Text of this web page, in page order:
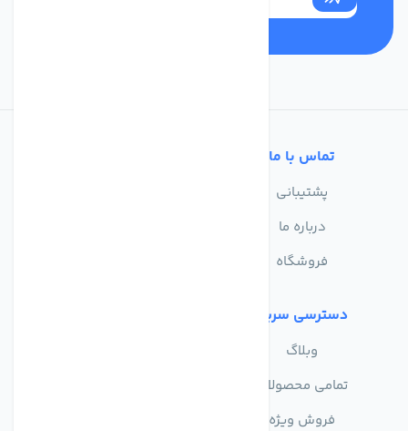
تماس با ما
پشتیبانی
درباره ما
فروشگاه
دسترسی سریع
وبلاگ
تمامی محصولات
فروش ویژه